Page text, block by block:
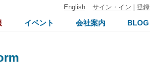
English サイン・イン 登録
イベント 会社案内 BLOG